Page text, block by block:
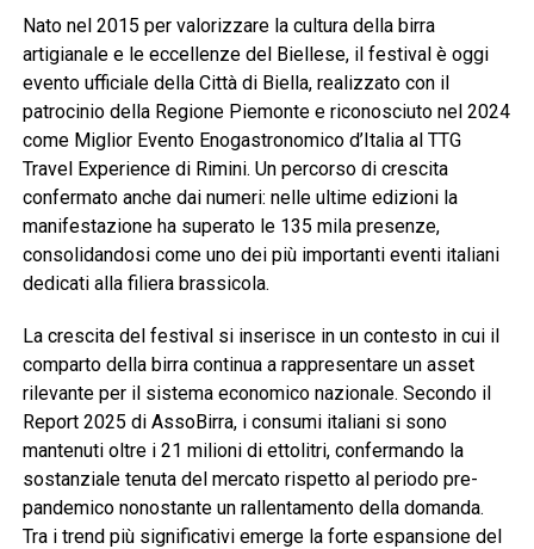
Nato nel 2015 per valorizzare la cultura della birra
artigianale e le eccellenze del Biellese, il festival è oggi
evento ufficiale della Città di Biella, realizzato con il
patrocinio della Regione Piemonte e riconosciuto nel 2024
come Miglior Evento Enogastronomico d’Italia al TTG
Travel Experience di Rimini. Un percorso di crescita
confermato anche dai numeri: nelle ultime edizioni la
manifestazione ha superato le 135 mila presenze,
consolidandosi come uno dei più importanti eventi italiani
dedicati alla filiera brassicola.
La crescita del festival si inserisce in un contesto in cui il
comparto della birra continua a rappresentare un asset
rilevante per il sistema economico nazionale. Secondo il
Report 2025 di AssoBirra, i consumi italiani si sono
mantenuti oltre i 21 milioni di ettolitri, confermando la
sostanziale tenuta del mercato rispetto al periodo pre-
pandemico nonostante un rallentamento della domanda.
Tra i trend più significativi emerge la forte espansione del